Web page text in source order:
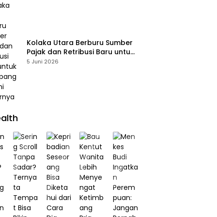
Kolaka Utara Berburu Sumber
Pajak dan Retribusi Baru untuk
Menopang PAD, Ini Daftarnya
5 Juni 2026